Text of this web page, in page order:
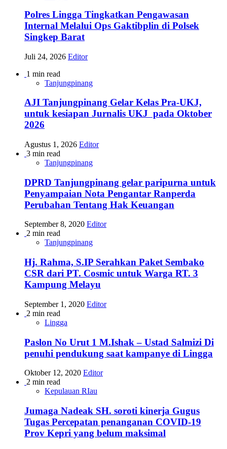
Polres Lingga Tingkatkan Pengawasan
Internal Melalui Ops Gaktibplin di Polsek
Singkep Barat
Juli 24, 2026 Editor
1 min read
Tanjungpinang
AJI Tanjungpinang Gelar Kelas Pra-UKJ,
untuk kesiapan Jurnalis UKJ pada Oktober
2026
Agustus 1, 2026 Editor
3 min read
Tanjungpinang
DPRD Tanjungpinang gelar paripurna untuk
Penyampaian Nota Pengantar Ranperda
Perubahan Tentang Hak Keuangan
September 8, 2020 Editor
2 min read
Tanjungpinang
Hj. Rahma, S.IP Serahkan Paket Sembako
CSR dari PT. Cosmic untuk Warga RT. 3
Kampung Melayu
September 1, 2020 Editor
2 min read
Lingga
Paslon No Urut 1 M.Ishak – Ustad Salmizi Di
penuhi pendukung saat kampanye di Lingga
Oktober 12, 2020 Editor
2 min read
Kepulauan RIau
Jumaga Nadeak SH. soroti kinerja Gugus
Tugas Percepatan penanganan COVID-19
Prov Kepri yang belum maksimal